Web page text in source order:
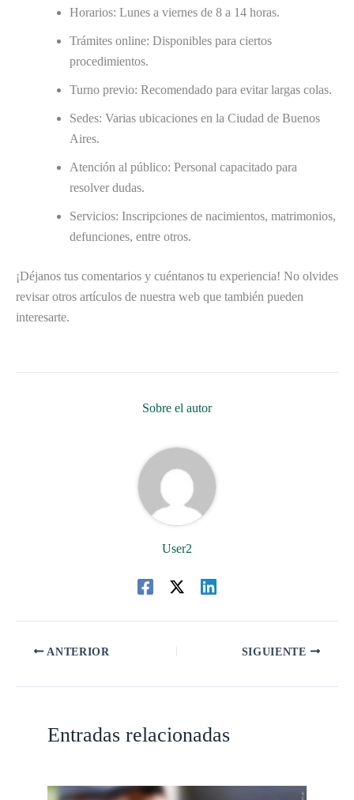
Horarios: Lunes a viernes de 8 a 14 horas.
Trámites online: Disponibles para ciertos
procedimientos.
Turno previo: Recomendado para evitar largas colas.
Sedes: Varias ubicaciones en la Ciudad de Buenos
Aires.
Atención al público: Personal capacitado para
resolver dudas.
Servicios: Inscripciones de nacimientos, matrimonios,
defunciones, entre otros.
¡Déjanos tus comentarios y cuéntanos tu experiencia! No olvides
revisar otros artículos de nuestra web que también pueden
interesarte.
Sobre el autor
User2
ANTERIOR SIGUIENTE
Entradas relacionadas